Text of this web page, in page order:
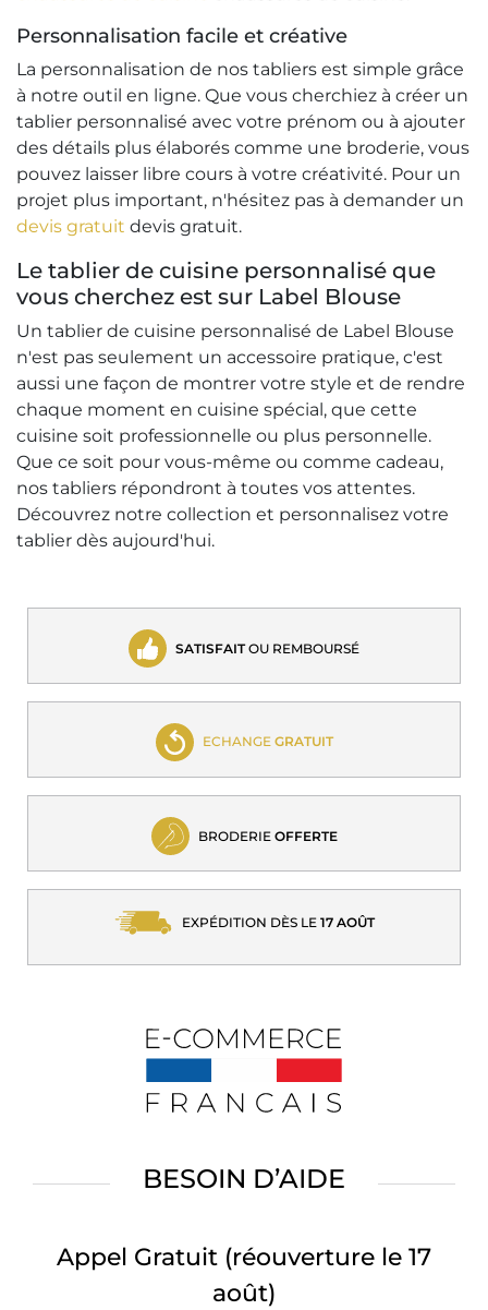
Personnalisation facile et créative
La personnalisation de nos tabliers est simple grâce
à notre outil en ligne. Que vous cherchiez à créer un
tablier personnalisé avec votre prénom ou à ajouter
des détails plus élaborés comme une broderie, vous
pouvez laisser libre cours à votre créativité. Pour un
projet plus important, n'hésitez pas à demander un
devis gratuit devis gratuit.
Le tablier de cuisine personnalisé que
vous cherchez est sur Label Blouse
Un tablier de cuisine personnalisé de Label Blouse
n'est pas seulement un accessoire pratique, c'est
aussi une façon de montrer votre style et de rendre
chaque moment en cuisine spécial, que cette
cuisine soit professionnelle ou plus personnelle.
Que ce soit pour vous-même ou comme cadeau,
nos tabliers répondront à toutes vos attentes.
Découvrez notre collection et personnalisez votre
tablier dès aujourd'hui.
SATISFAITOU REMBOURSÉ
ECHANGE GRATUIT
BRODERIE OFFERTE
EXPÉDITION DÈS LE 17 AOÛT
BESOIN D’AIDE
Appel Gratuit (réouverture le 17
août)